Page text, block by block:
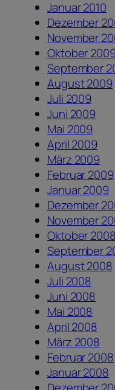
Januar 2010
Dezember
November
Oktober
September
August 2009
Juli 2009
Juni 2009
Mai 2009
April 2009
März 2009
Februar 2009
Januar 2009
Dezember
November
Oktober 2008
September
August 2008
Juli 2008
Juni 2008
Mai 2008
April 2008
März 2008
Februar 2008
Januar 2008